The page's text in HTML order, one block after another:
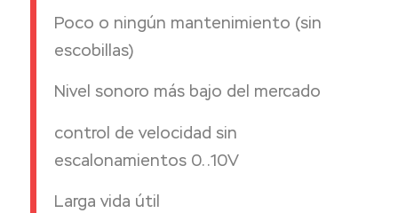
Poco o ningún mantenimiento (sin
escobillas)
Nivel sonoro más bajo del mercado
control de velocidad sin
escalonamientos 0..10V
Larga vida útil